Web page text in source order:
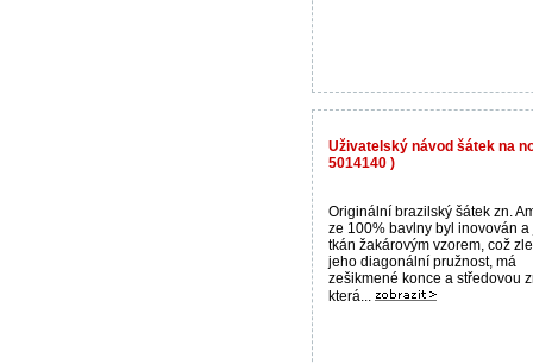
Uživatelský návod šátek na
5014140 )
Originální brazilský šátek zn.
ze 100% bavlny byl inovován a
tkán žakárovým vzorem, což
jeho diagonální pružnost, má
zešikmené konce a středovou
která...